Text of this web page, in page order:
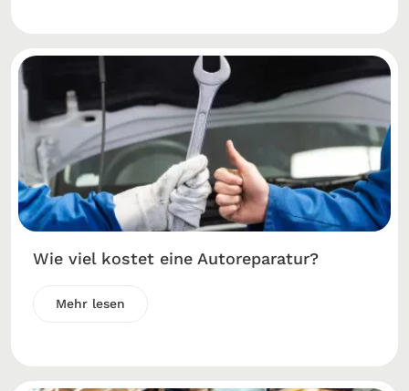
Wie viel kostet eine Autoreparatur?
Mehr lesen